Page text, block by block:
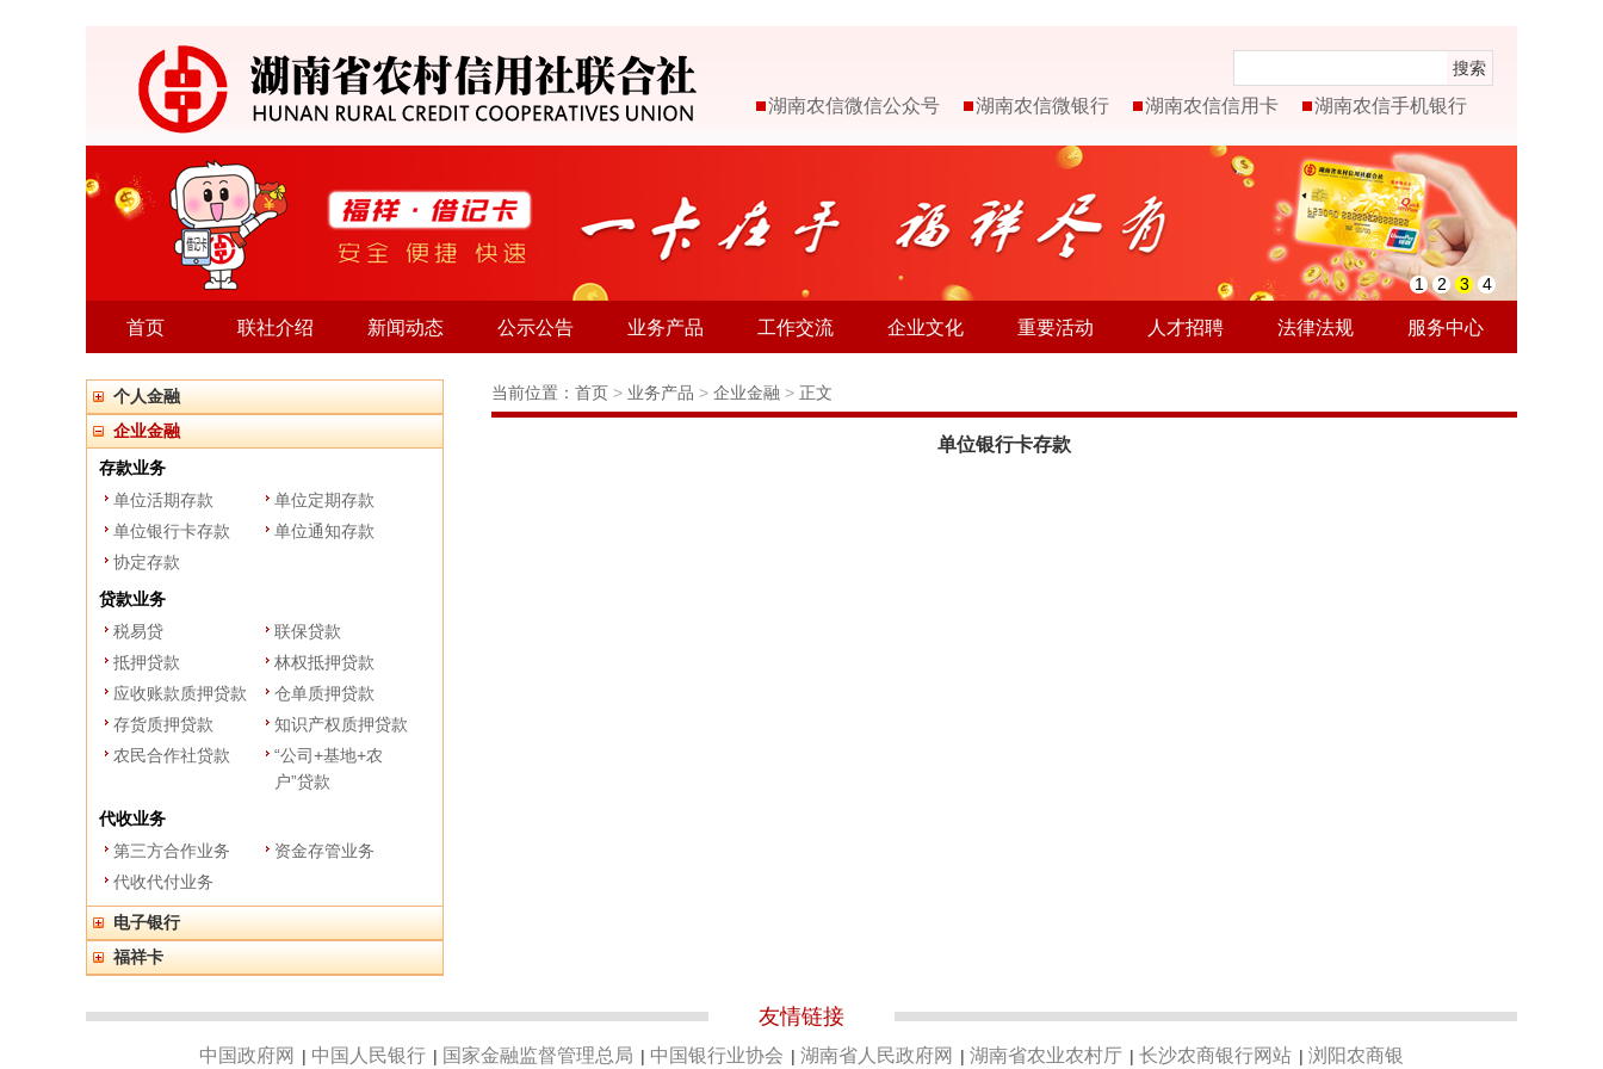
搜索
湖南农信微信公众号 湖南农信微银行 湖南农信信用卡 湖南农信手机银行
1 2 3 4
首页 联社介绍 新闻动态 公示公告 业务产品 工作交流 企业文化 重要活动 人才招聘 法律法规 服务中心
个人金融
企业金融
存款业务
单位活期存款
单位定期存款
单位银行卡存款
单位通知存款
协定存款
贷款业务
税易贷
联保贷款
抵押贷款
林权抵押贷款
应收账款质押贷款
仓单质押贷款
存货质押贷款
知识产权质押贷款
农民合作社贷款
“公司+基地+农
户”贷款
代收业务
第三方合作业务
资金存管业务
代收代付业务
电子银行
福祥卡
当前位置： 首页 > 业务产品 > 企业金融 > 正文
单位银行卡存款
友情链接
中国政府网 | 中国人民银行 | 国家金融监督管理总局 | 中国银行业协会 | 湖南省人民政府网 | 湖南省农业农村厅 | 长沙农商银行网站 | 浏阳农商银